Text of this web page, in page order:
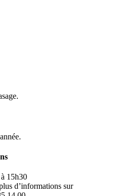
15h30
d’informations sur